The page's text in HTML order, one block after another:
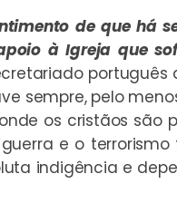
de que há
à Igreja que
português
sempre, pelo
os cristãos são
e o
indigência e